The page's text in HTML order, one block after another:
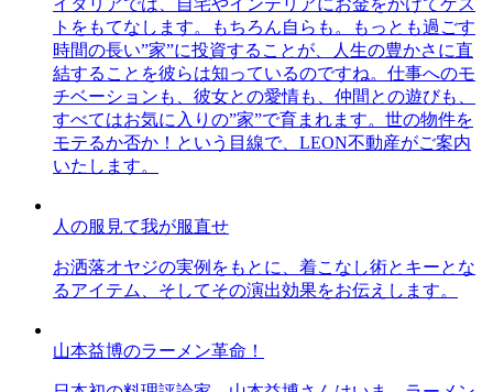
イタリアでは、自宅やインテリアにお金をかけてゲス
トをもてなします。もちろん自らも。もっとも過ごす
時間の長い”家”に投資することが、人生の豊かさに直
結することを彼らは知っているのですね。仕事へのモ
チベーションも、彼女との愛情も、仲間との遊びも、
すべてはお気に入りの”家”で育まれます。世の物件を
モテるか否か！という目線で、LEON不動産がご案内
いたします。
人の服見て我が服直せ
お洒落オヤジの実例をもとに、着こなし術とキーとな
るアイテム、そしてその演出効果をお伝えします。
山本益博のラーメン革命！